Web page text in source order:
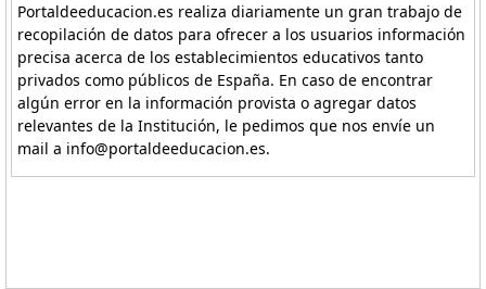
Portaldeeducacion.es realiza diariamente un gran trabajo de
recopilación de datos para ofrecer a los usuarios información
precisa acerca de los establecimientos educativos tanto
privados como públicos de España. En caso de encontrar
algún error en la información provista o agregar datos
relevantes de la Institución, le pedimos que nos envíe un
mail a info@portaldeeducacion.es.